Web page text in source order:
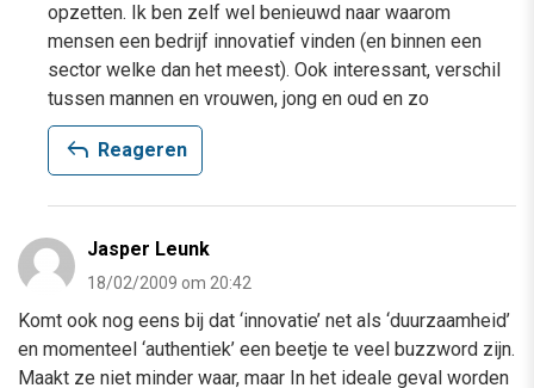
opzetten. Ik ben zelf wel benieuwd naar waarom
mensen een bedrijf innovatief vinden (en binnen een
sector welke dan het meest). Ook interessant, verschil
tussen mannen en vrouwen, jong en oud en zo
reply Reageren
Jasper Leunk
18/02/2009 om 20:42
Komt ook nog eens bij dat ‘innovatie’ net als ‘duurzaamheid’
en momenteel ‘authentiek’ een beetje te veel buzzword zijn.
Maakt ze niet minder waar, maar In het ideale geval worden